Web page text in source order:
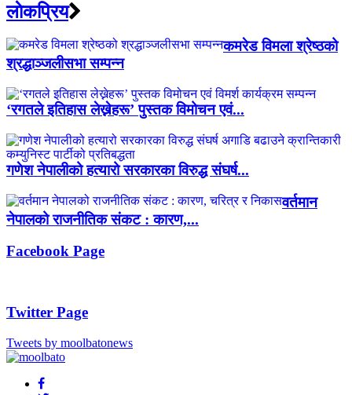
लाेकप्रिय
कमरेड विमला श्रेष्ठको
श्रद्धाञ्जलीसभा सम्पन्न
‘रगतले इतिहास लेख्नेहरू’ पुस्तक विमोचन एवं...
गणेश नेपालीको हत्यारो सरकारका विरुद्ध संघर्ष...
वर्तमान
नेपालको राजनीतिक संकट : कारण,...
Facebook Page
Twitter Page
Tweets by moolbatonews